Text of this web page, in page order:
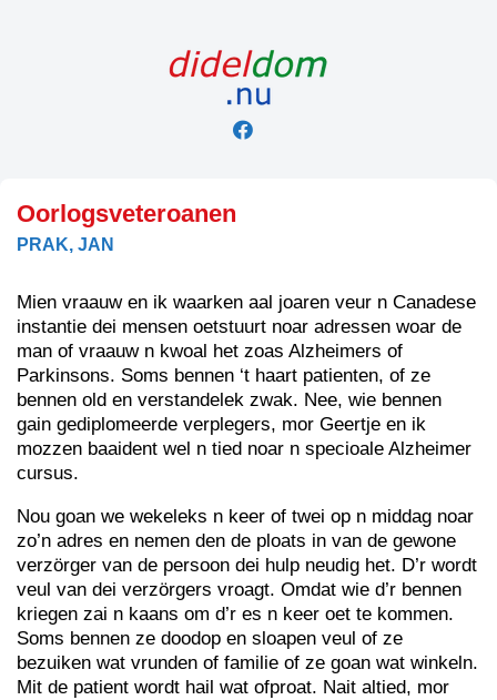
Oorlogsveteroanen
PRAK, JAN
Mien vraauw en ik waarken aal joaren veur n Canadese
instantie dei mensen oetstuurt noar adressen woar de
man of vraauw n kwoal het zoas Alzheimers of
Parkinsons. Soms bennen ‘t haart patienten, of ze
bennen old en verstandelek zwak. Nee, wie bennen
gain gediplomeerde verplegers, mor Geertje en ik
mozzen baaident wel n tied noar n specioale Alzheimer
cursus.
Nou goan we wekeleks n keer of twei op n middag noar
zo’n adres en nemen den de ploats in van de gewone
verzörger van de persoon dei hulp neudig het. D’r wordt
veul van dei verzörgers vroagt. Omdat wie d’r bennen
kriegen zai n kaans om d’r es n keer oet te kommen.
Soms bennen ze doodop en sloapen veul of ze
bezuiken wat vrunden of familie of ze goan wat winkeln.
Mit de patient wordt hail wat ofproat. Nait altied, mor